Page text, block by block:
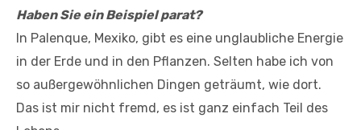
Haben Sie ein Beispiel parat?
In Palenque, Mexiko, gibt es eine unglaubliche Energie
in der Erde und in den Pflanzen. Selten habe ich von
so außergewöhnlichen Dingen geträumt, wie dort.
Das ist mir nicht fremd, es ist ganz einfach Teil des